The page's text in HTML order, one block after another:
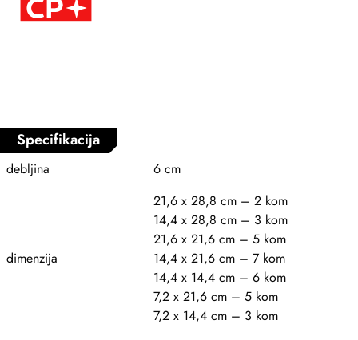
Specifikacija
debljina 6 cm
dimenzija
21,6 x 28,8 cm – 2 kom
14,4 x 28,8 cm – 3 kom
21,6 x 21,6 cm – 5 kom
14,4 x 21,6 cm – 7 kom
14,4 x 14,4 cm – 6 kom
7,2 x 21,6 cm – 5 kom
7,2 x 14,4 cm – 3 kom